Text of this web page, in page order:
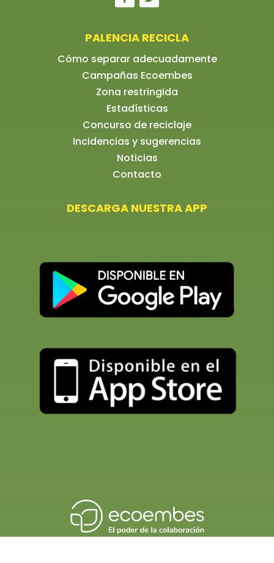
PALENCIA RECICLA
Cómo separar adecuadamente
Campañas Ecoembes
Zona restringida
Estadísticas
Concurso de reciclaje
Incidencias y sugerencias
Noticias
Contacto
DESCARGA NUESTRA APP